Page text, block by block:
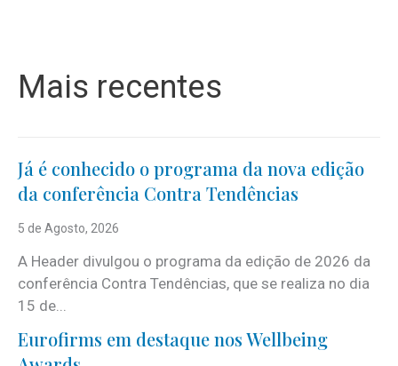
Mais recentes
Já é conhecido o programa da nova edição
da conferência Contra Tendências
5 de Agosto, 2026
A Header divulgou o programa da edição de 2026 da
conferência Contra Tendências, que se realiza no dia
15 de...
Eurofirms em destaque nos Wellbeing